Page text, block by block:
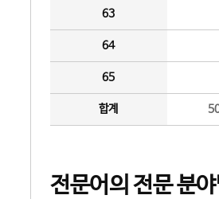
63
64
65
합계
전문어의 전문 분